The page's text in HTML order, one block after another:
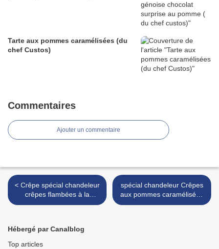
Tarte aux pommes caramélisées (du
chef Custos)
Commentaires
Ajouter un commentaire
< Crêpe spécial chandeleur
crêpes flambées à la
banane (du chef Custos)
spécial chandeleur Crêpes
aux pommes caramélisées
au four (du chef Custos)
Hébergé par Canalblog
Top articles